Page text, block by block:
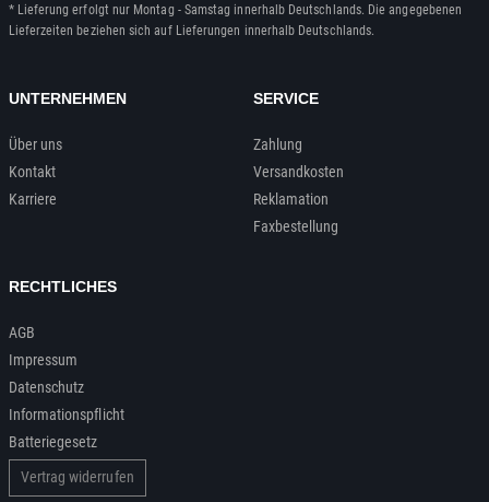
* Lieferung erfolgt nur Montag - Samstag innerhalb Deutschlands. Die angegebenen
Lieferzeiten beziehen sich auf Lieferungen innerhalb Deutschlands.
UNTERNEHMEN
Über uns
Kontakt
Karriere
SERVICE
Zahlung
Versandkosten
Reklamation
Faxbestellung
RECHTLICHES
AGB
Impressum
Datenschutz
Informationspflicht
Batteriegesetz
Vertrag widerrufen